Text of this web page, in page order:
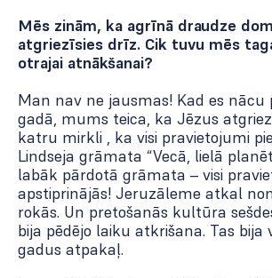
Mēs zinām, ka agrīnā draudze
atgriezīsies drīz. Cik tuvu mēs
otrajai atnākšanai?
Man nav ne jausmas! Kad es nācu
gadā, mums teica, ka Jēzus
katru mirkli , ka visi pravietojumi
Lindseja grāmata “Vecā, lielā
labāk pārdotā grāmata – visi
apstiprinājās! Jeruzāleme atkal
rokās. Un pretošanās kultūra
bija pēdējo laiku atkrišana. Tas bija
gadus atpakaļ.